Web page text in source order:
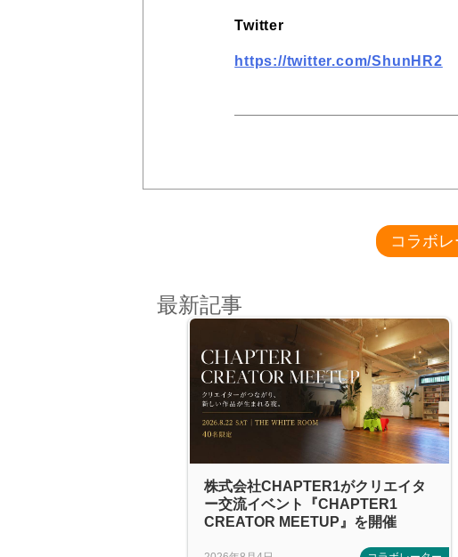
Twitter
https://twitter.com/ShunHR2
コラボ
最新記事
株式会社CHAPTER1がクリエイタ
ー交流イベント『CHAPTER1
CREATOR MEETUP』を開催